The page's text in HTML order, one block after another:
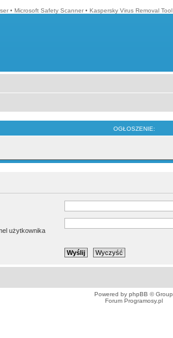
• Microsoft Safety Scanner • Kaspersky Virus Removal Tool
OGŁOSZENIE:
użytkownika
Powered by phpBB © Group
Forum Programosy.pl